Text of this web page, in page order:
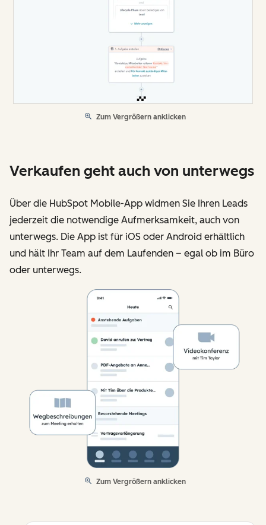
Zum Vergrößern anklicken
Verkaufen geht auch von unterwegs
Über die HubSpot Mobile-App widmen Sie Ihren Leads
jederzeit die notwendige Aufmerksamkeit, auch von
unterwegs. Die App ist für iOS oder Android erhältlich
und hält Ihr Team auf dem Laufenden – egal ob im Büro
oder unterwegs.
Zum Vergrößern anklicken